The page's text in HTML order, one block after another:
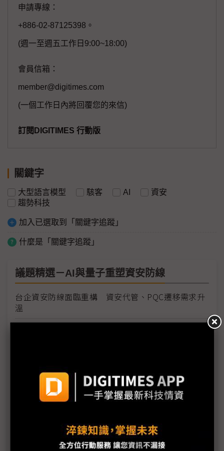
申請專線：
+886-02-87125398。
(週一至週五工作日9:00~18:00)
會員信箱：
member@digitimes.com
(一個工作日內將回覆您的來信)
訂閱DIGITIMES 行動版
關鍵字
大型語言模型 駭客 AI
資安
趨勢科技
加入已選取到「關鍵字追蹤」
什麼是「關鍵字追蹤」
議題精選－AI與量子重塑資安防線
台企資安防線面臨重構 資安代管、PQC遷移需求升
溫
酷澎台灣資安長首談個資外洩 在台啟動公開漏洞回
報機制
歐盟CRA通報義務9月啟動 資安驗證成台廠歐洲出口